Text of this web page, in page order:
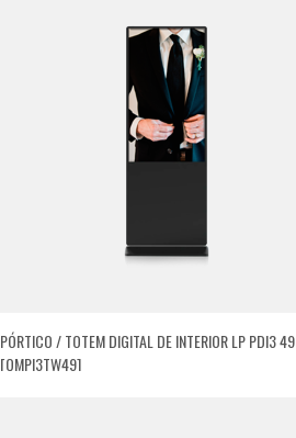
PÓRTICO / TOTEM DIGITAL DE INTERIOR LP PDI3 49
[QMPI3TW49]